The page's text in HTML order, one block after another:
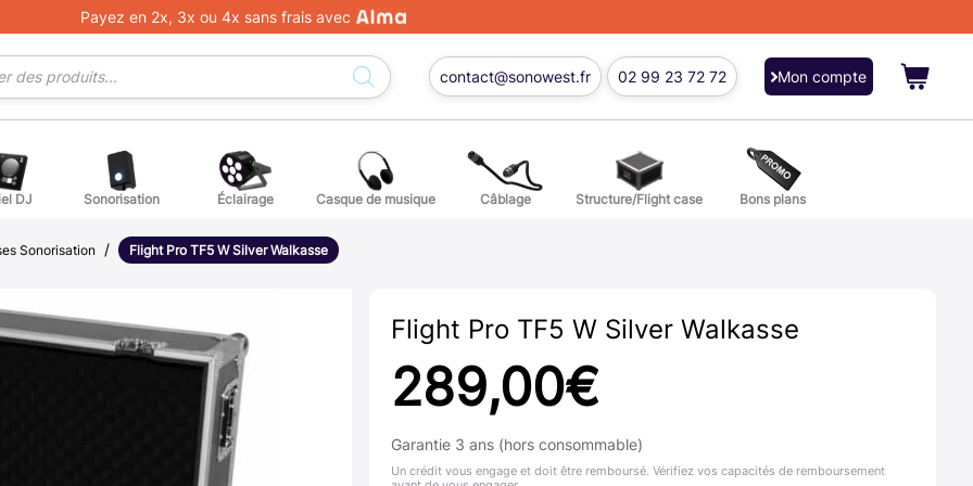
Payez en 2x, 3x ou 4x sans frais avec
contact@sonowest.fr 02 99 23 72 72 Mon compte
voix
autres instruments
détachées pour guitares et basses
DJ
DJ
Sonorisation Éclairage Casque de musique Câblage Structure/Flight case Bons plans
Sonorisation / Flight Pro TF5 W Silver Walkasse
Flight Pro TF5 W Silver Walkasse
289,00€
Garantie 3 ans (hors consommable)
Un crédit vous engage et doit être remboursé. Vérifiez vos capacités de remboursement